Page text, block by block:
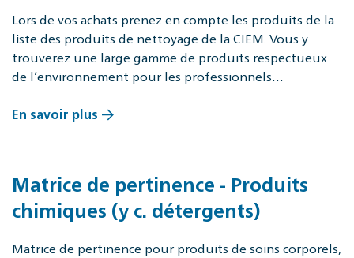
Lors de vos achats prenez en compte les produits de la
liste des produits de nettoyage de la CIEM. Vous y
trouverez une large gamme de produits respectueux
de l’environnement pour les professionnels…
En savoir plus
Matrice de pertinence - Produits
chimiques (y c. détergents)
Matrice de pertinence pour produits de soins corporels,